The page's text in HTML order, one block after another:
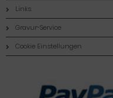
Links
Gravur-Service
Cookie Einstellungen
Zahlungsmethoden